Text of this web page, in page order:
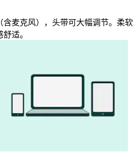
含麦克风），头带可大幅调节。柔软
适。